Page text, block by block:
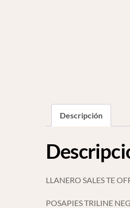
Descripción
LLANERO SALES TE
POSAPIES TRILINE